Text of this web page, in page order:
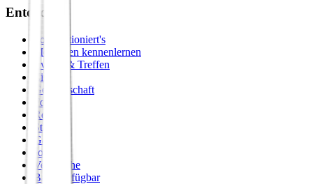
Entdecken
So funktioniert's
Menschen kennenlernen
Events & Treffen
Zirkel
Gemeinschaft
Formate
Retreats
Städte
Galerie
Journal
Vergleiche
Bald verfügbar